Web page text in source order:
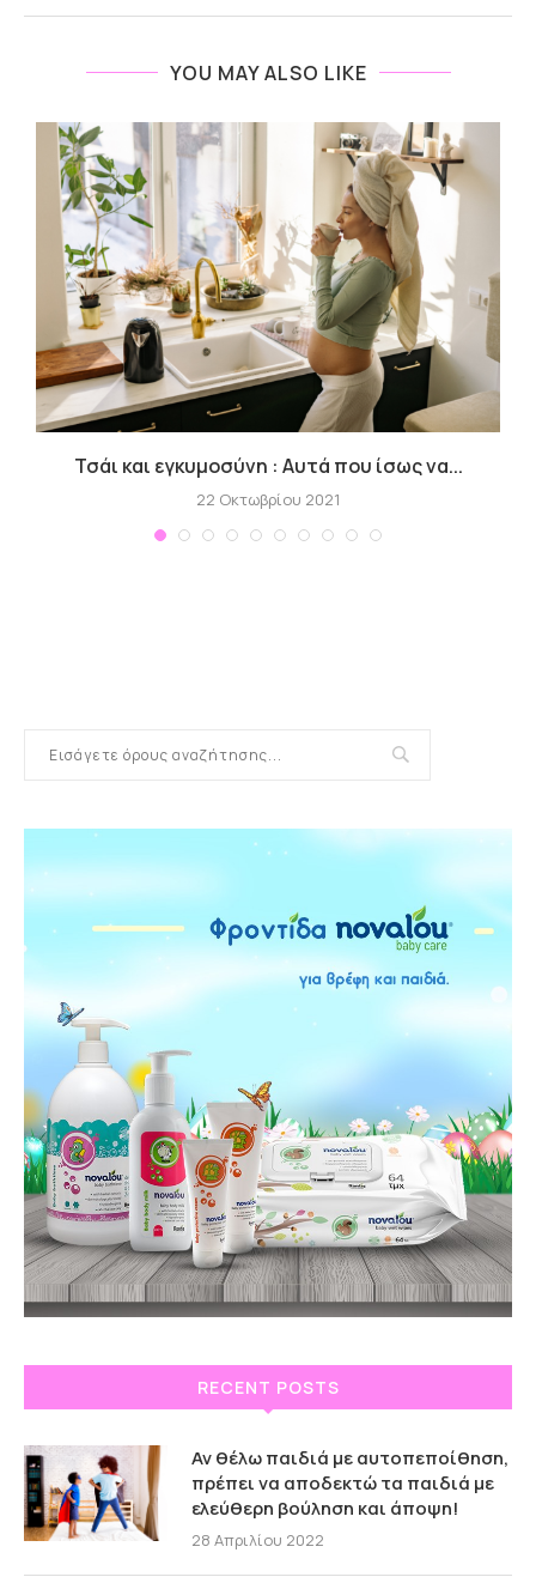
YOU MAY ALSO LIKE
Τσάι και εγκυμοσύνη : Αυτά που ίσως να...
22 Οκτωβρίου 2021
RECENT POSTS
Αν θέλω παιδιά με αυτοπεποίθηση,
πρέπει να αποδεκτώ τα παιδιά με
ελεύθερη βούληση και άποψη!
28 Απριλίου 2022